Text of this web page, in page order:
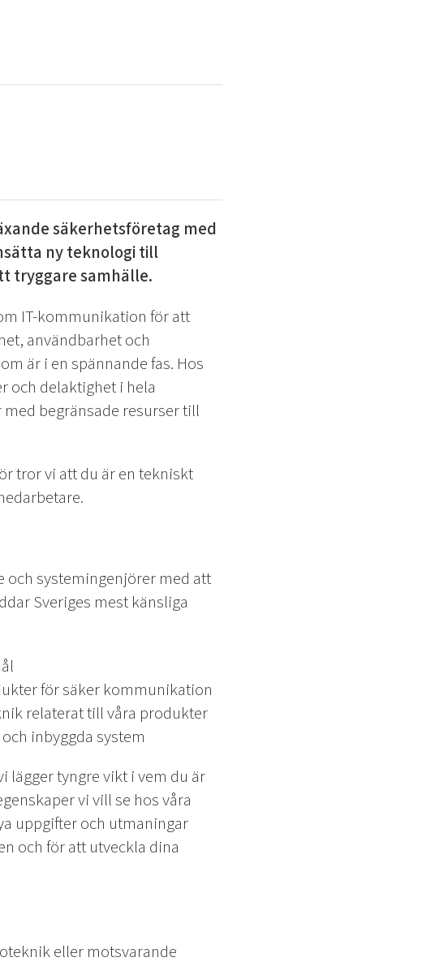
säkerhetsföretag med
ny teknologi till
tryggare samhälle.
IT-kommunikation för att
användbarhet och
är i en spännande fas. Hos
och delaktighet i hela
begränsade resurser till
tror vi att du är en tekniskt
och systemingenjörer med att
Sveriges mest känsliga
för säker kommunikation
relaterat till våra produkter
inbyggda system
lägger tyngre vikt i vem du är
vi vill se hos våra
uppgifter och utmaningar
och för att utveckla dina
eller motsvarande